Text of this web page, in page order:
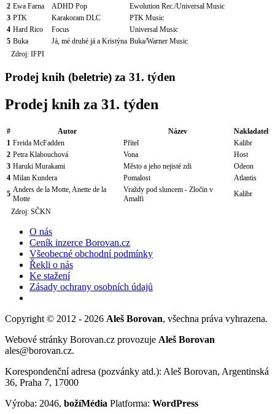
2 Ewa Farna ADHD Pop
Ewolution Rec./Universal Music
3 PTK Karakoram DLC
PTK Music
4 Hard Rico Focus
Universal Music
5 Buka Já, mé druhé já a Kristýna Buka/Warner Music
Zdroj: IFPI
Prodej knih (beletrie) za 31. týden
Prodej knih za 31. týden
# Autor Název
Nakladatel
1 Freida McFadden Přítel
Kalibr
2 Petra Klabouchová Vona
Host
3 Haruki Murakami Město a jeho nejisté zdi
Odeon
4 Milan Kundera Pomalost
Atlantis
5 Anders de la Motte, Anette de la
Motte
Vraždy pod sluncem - Zločin v
Amalfi
Kalibr
Zdroj: SČKN
O nás
Ceník inzerce Borovan.cz
Všeobecné obchodní podmínky
Řekli o nás
Ke stažení
Zásady ochrany osobních údajů
Copyright © 2012 - 2026 Aleš Borovan, všechna práva vyhrazena.
Webové stránky Borovan.cz provozuje Aleš Borovan
ales@borovan.cz.
Korespondenční adresa (pozvánky atd.): Aleš Borovan, Argentinská
36, Praha 7, 17000
Výroba: 2046, božíMédia Platforma: WordPress